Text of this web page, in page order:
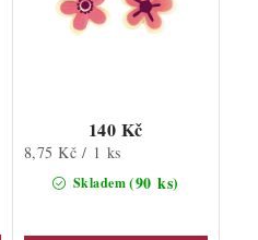
Skladem(90 ks)
140 Kč
Měrná
cena:
8,75 Kč / 1 ks